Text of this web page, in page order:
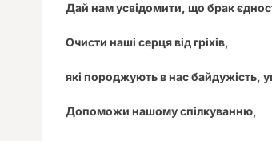
Дай нам усвідомити, що брак
Очисти наші серця від гріхів,
які породжують в нас байдужість,
Допоможи нашому спілкуванню,